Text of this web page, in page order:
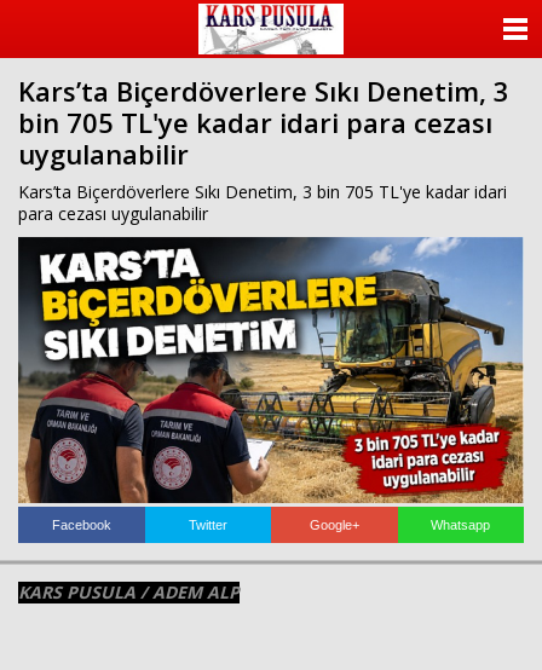
Kars’ta Biçerdöverlere Sıkı Denetim, 3
bin 705 TL'ye kadar idari para cezası
uygulanabilir
Kars’ta Biçerdöverlere Sıkı Denetim, 3 bin 705 TL'ye kadar idari
para cezası uygulanabilir
Facebook Twitter Google+ Whatsapp
KARS PUSULA / ADEM ALP
KATEGORİLER
ANKETLER
FOTO GALERİ
VİDEO GALERİ
KÜNYE
İLETİŞİM